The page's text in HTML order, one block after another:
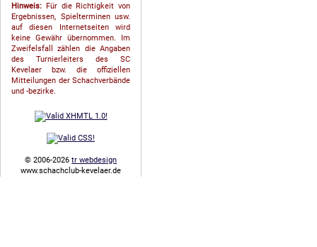
Hinweis: Für die Richtigkeit von
Ergebnissen, Spielterminen usw.
auf diesen Internetseiten wird
keine Gewähr übernommen. Im
Zweifelsfall zählen die Angaben
des Turnierleiters des SC
Kevelaer bzw. die offiziellen
Mitteilungen der Schach­ver­bände
und -bezirke.
© 2006-2026 tr webdesign
www.schachclub-kevelaer.de